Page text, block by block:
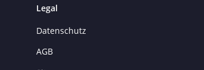
Legal
Datenschutz
AGB